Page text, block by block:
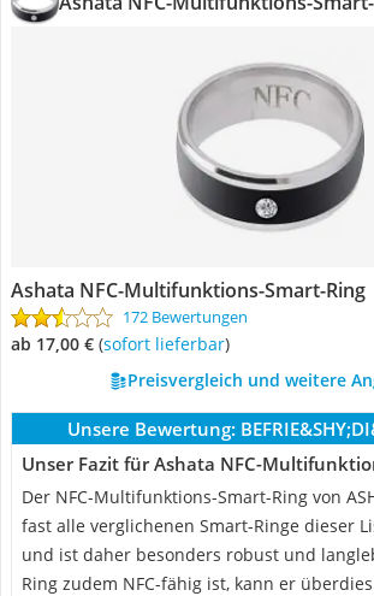
Ashata NFC-Multifunktions-Smart-Ring
172 Bewertungen
ab 17,00 € ( Sofort lieferbar)
Preisvergleich und weitere
Unsere Bewertung:
Unser Fazit für Ashata NFC-
Der NFC-Multifunktions-Smart-Ring von
fast alle verglichenen Smart-Ringe dieser
und ist daher besonders robust und
Ring zudem NFC-fähig ist, kann er